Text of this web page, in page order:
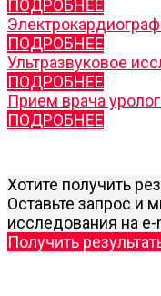
ПОДРОБНЕЕ
ПОДРОБНЕЕ
Ультразвуковое
ПОДРОБНЕЕ
Прием врача
ПОДРОБНЕЕ
Хотите получить
Оставьте запрос и
исследования на
Получить